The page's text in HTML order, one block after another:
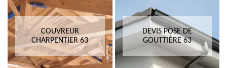
COUVREUR
CHARPENTIER 63
DEVIS POSE DE
GOUTTIÈRE 63